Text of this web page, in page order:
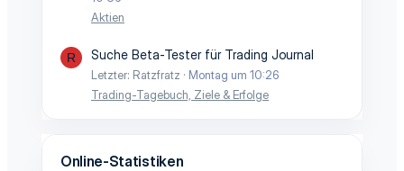
Aktien
R Suche Beta-Tester für Trading Journal
Letzter: Ratzfratz
Montag um 10:26
Trading-Tagebuch, Ziele & Erfolge
Online-Statistiken